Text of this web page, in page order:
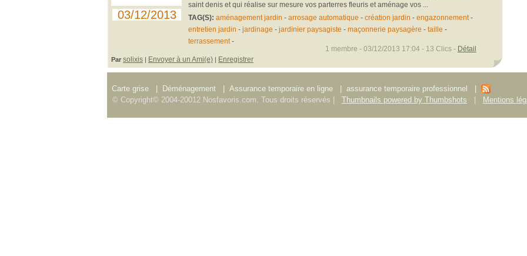
03/12/2013
saint denis et qui réalise sur mesure vos parterres fleuris et aménage vos ...
TAG(S): aménagement jardin - arrosage automatique - création jardin - engazonnement-
entretien jardin - jardinage - jardinier paysagiste - maçonnerie paysagère - taille -
terrassement-
Par solixis | Envoyer à un Ami(e) | Enregistrer
1 membre - 03/12/2013 17:04 - 13 Clics - Détail
Carte grise Déménagement Assurance temporaire en ligne assurance temporaire professionnel
© Copyright© 2004-20012 Nosfavoris.com. Tous droits réservés |
Thumbnails powered by Thumbshots Mentions